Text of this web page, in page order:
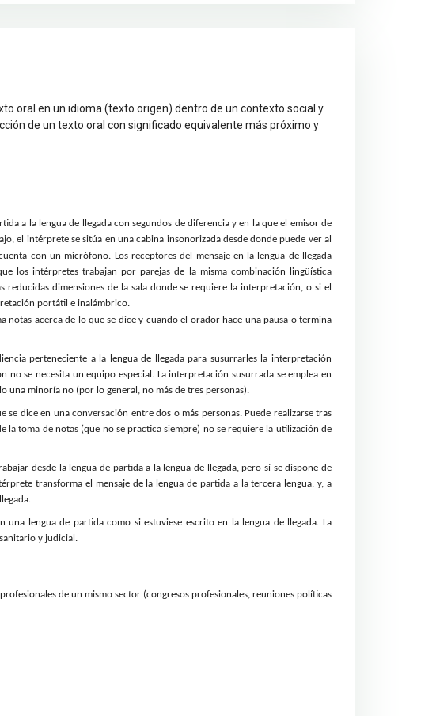
oral en un idioma (texto origen) dentro de un contexto social y
de un texto oral con significado equivalente más próximo y
a la lengua de llegada con segundos de diferencia y en la que el emisor de
el intérprete se sitúa en una cabina insonorizada desde donde puede ver al
con un micrófono. Los receptores del mensaje en la lengua de llegada
los intérpretes trabajan por parejas de la misma combinación lingüística
dimensiones de la sala donde se requiere la interpretación, o si el
portátil e inalámbrico.
notas acerca de lo que se dice y cuando el orador hace una pausa o termina
perteneciente a la lengua de llegada para susurrarles la interpretación
no se necesita un equipo especial. La interpretación susurrada se emplea en
una minoría no (por lo general, no más de tres personas).
dice en una conversación entre dos o más personas. Puede realizarse tras
toma de notas (que no se practica siempre) no se requiere la utilización de
desde la lengua de partida a la lengua de llegada,pero sí se dispone de
transforma el mensaje de la lengua de partida a la tercera lengua, y, a
lengua de partida como si estuviese escrito en la lengua de llegada. La
y judicial.
de un mismo sector (congresos profesionales, reuniones políticas